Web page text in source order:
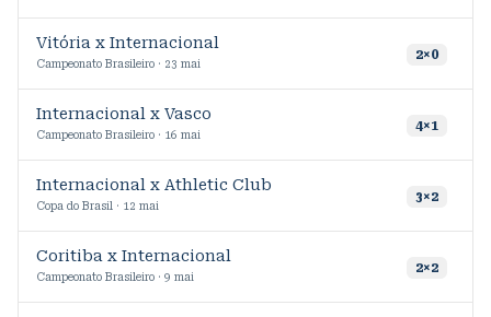
Vitória x Internacional
Campeonato Brasileiro · 23 mai
2×0
Internacional x Vasco
Campeonato Brasileiro · 16 mai
4×1
Internacional x Athletic Club
Copa do Brasil · 12 mai
3×2
Coritiba x Internacional
Campeonato Brasileiro · 9 mai
2×2